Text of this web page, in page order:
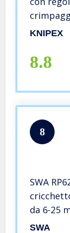
in
KNIPEX
8.8
8
SWA
da 6-25
SWA